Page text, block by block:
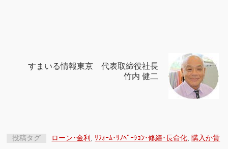
すまいる情報東京 代表取締役社長
竹内 健二
投稿タグ ローン･金利 , ﾘﾌｫｰﾑ･ﾘﾉﾍﾞｰｼｮﾝ･修繕･長命化,購入か賃